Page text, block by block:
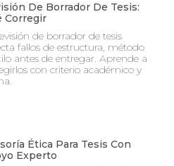
De Borrador De Tesis:
Corregir
de borrador de tesis
fallos de estructura, método
antes de entregar. Aprende a
con criterio académico y
Ética Para Tesis Con
Experto